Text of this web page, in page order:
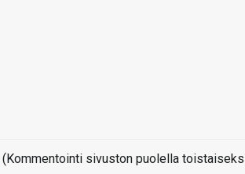
(Kommentointi sivuston puolella